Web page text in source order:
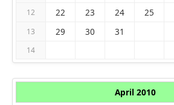
12 22 23 24 25
13 29 30 31
14
April 2010